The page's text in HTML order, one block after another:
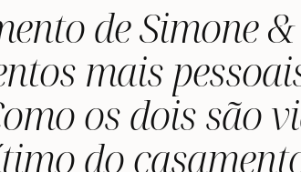
de Simone
mais
os dois são
do